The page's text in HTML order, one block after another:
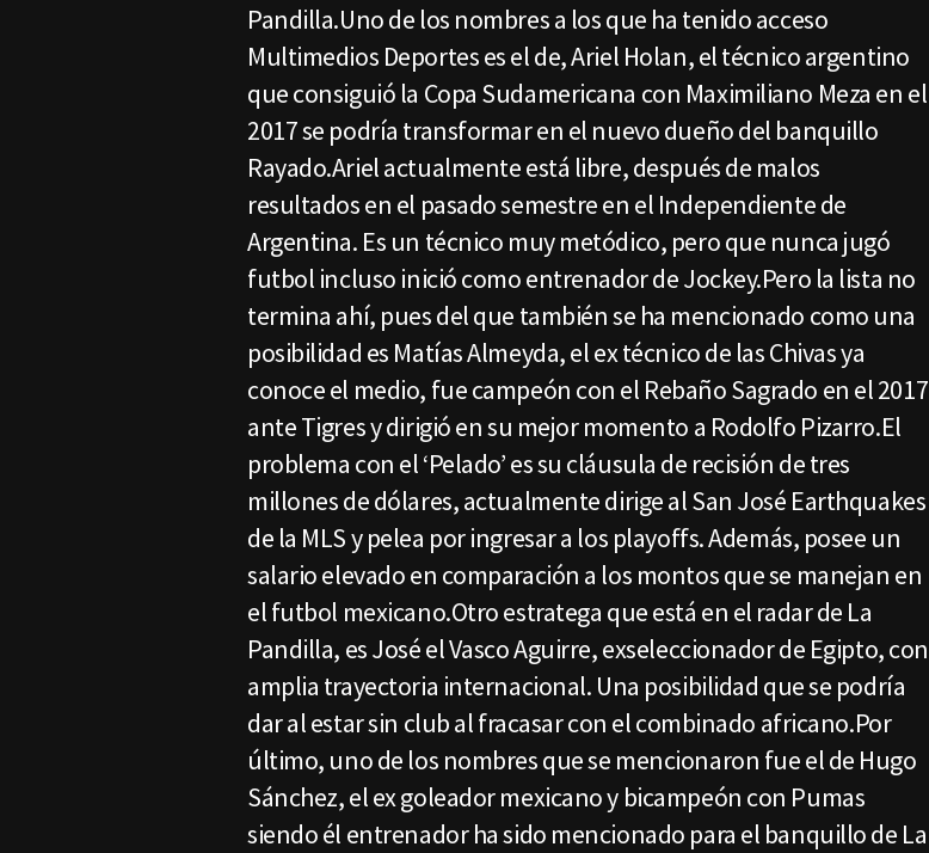
Pandilla.Uno de los nombres a los que ha tenido acceso
Multimedios Deportes es el de, Ariel Holan, el técnico argentino
que consiguió la Copa Sudamericana con Maximiliano Meza en el
2017 se podría transformar en el nuevo dueño del banquillo
Rayado.Ariel actualmente está libre, después de malos
resultados en el pasado semestre en el Independiente de
Argentina. Es un técnico muy metódico, pero que nunca jugó
futbol incluso inició como entrenador de Jockey.Pero la lista no
termina ahí, pues del que también se ha mencionado como una
posibilidad es Matías Almeyda, el ex técnico de las Chivas ya
conoce el medio, fue campeón con el Rebaño Sagrado en el 2017
ante Tigres y dirigió en su mejor momento a Rodolfo Pizarro.El
problema con el ‘Pelado’ es su cláusula de recisión de tres
millones de dólares, actualmente dirige al San José Earthquakes
de la MLS y pelea por ingresar a los playoffs. Además, posee un
salario elevado en comparación a los montos que se manejan en
el futbol mexicano.Otro estratega que está en el radar de La
Pandilla, es José el Vasco Aguirre, exseleccionador de Egipto, con
amplia trayectoria internacional. Una posibilidad que se podría
dar al estar sin club al fracasar con el combinado africano.Por
último, uno de los nombres que se mencionaron fue el de Hugo
Sánchez, el ex goleador mexicano y bicampeón con Pumas
siendo él entrenador ha sido mencionado para el banquillo de La